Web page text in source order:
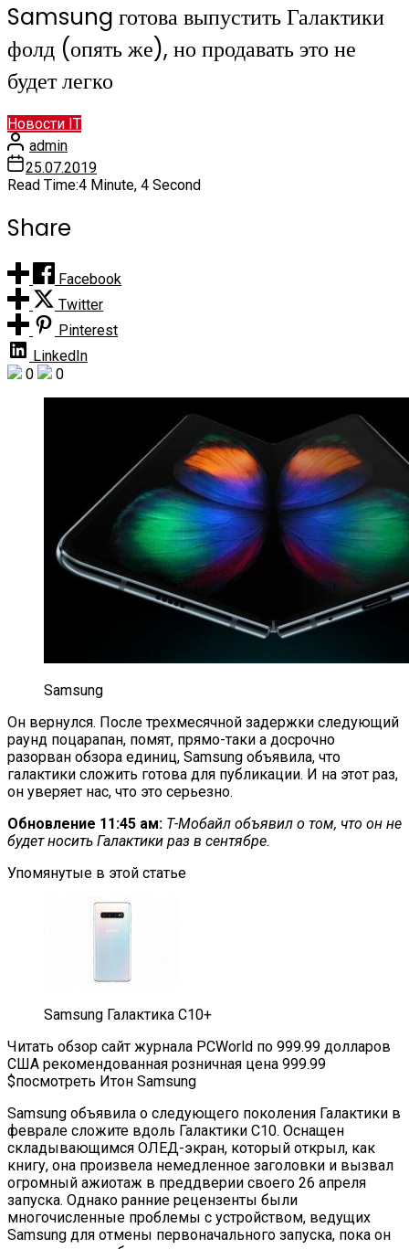
Samsung готова выпустить Галактики
фолд (опять же), но продавать это не
будет легко
Новости IT
admin
25.07.2019
Read Time:4 Minute, 4 Second
Share
Facebook
Twitter
Pinterest
LinkedIn
0
0
Samsung
Он вернулся. После трехмесячной задержки следующий
раунд поцарапан, помят, прямо-таки а досрочно
разорван обзора единиц, Samsung объявила, что
галактики сложить готова для публикации. И на этот раз,
он уверяет нас, что это серьезно.
Обновление 11:45 ам: Т-Мобайл объявил о том, что он не
будет носить Галактики раз в сентябре.
Упомянутые в этой статье
Samsung Галактика С10+
Читать обзор сайт журнала PCWorld по 999.99 долларов
США рекомендованная розничная цена 999.99
$посмотреть Итон Samsung
Samsung объявила о следующего поколения Галактики в
феврале сложите вдоль Галактики С10. Оснащен
складывающимся ОЛЕД-экран, который открыл, как
книгу, она произвела немедленное заголовки и вызвал
огромный ажиотаж в преддверии своего 26 апреля
запуска. Однако ранние рецензенты были
многочисленные проблемы с устройством, ведущих
Samsung для отмены первоначального запуска, пока он